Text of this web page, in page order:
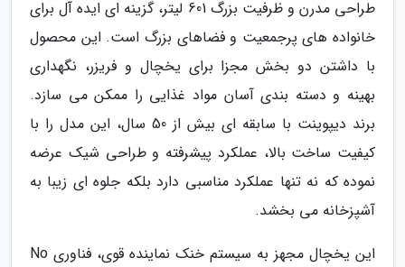
طراحی مدرن و ظرفیت بزرگ 601 لیتر، گزینه ای ایده آل برای
خانواده های پرجمعیت و فضاهای بزرگ است. این محصول
با داشتن دو بخش مجزا برای یخچال و فریزر، نگهداری
بهینه و دسته بندی آسان مواد غذایی را ممکن می سازد.
برند دیپوینت با سابقه ای بیش از 50 سال، این مدل را با
کیفیت ساخت بالا، عملکرد پیشرفته و طراحی شیک عرضه
نموده که نه تنها عملکرد مناسبی دارد بلکه جلوه ای زیبا به
آشپزخانه می بخشد.
این یخچال مجهز به سیستم خنک نماینده قوی، فناوری No